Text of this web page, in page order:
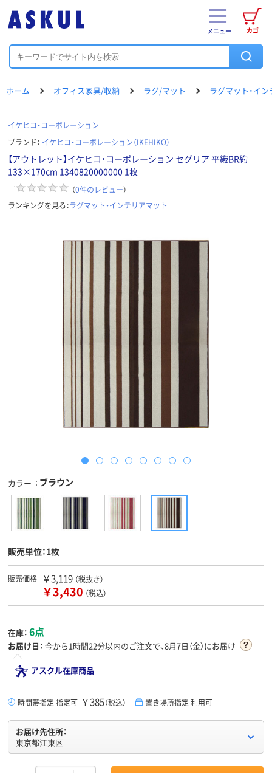
カゴ
メニュー
ホーム オフィス家具/収納 ラグ/マット ラグマット・イ
イケヒコ・コーポレーション
ブランド： イケヒコ・コーポレーション（IKEHIKO）
【アウトレット】イケヒコ・コーポレーション セグリア 平織BR約
133×170cm 1340820000000 1枚
（0件のレビュー）
ランキングを見る：ラグマット・インテリアマット
カラー ブラウン
販売単位：1枚
販売価格 ￥3,119 （税抜き）
￥3,430 （税込）
在庫： 6点
お届け日： 今から1時間22分以内のご注文で、8月7日（金）にお届け
アスクル在庫商品
時間帯指定 指定可 ￥385（税込） 置き場所指定 利用可
お届け先住所：
東京都江東区